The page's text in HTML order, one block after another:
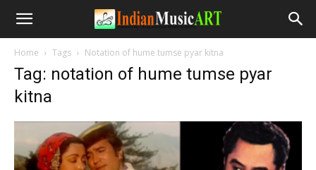
Home Tags Notation of hume tumse pyar kitna
Tag: notation of hume tumse pyar
kitna